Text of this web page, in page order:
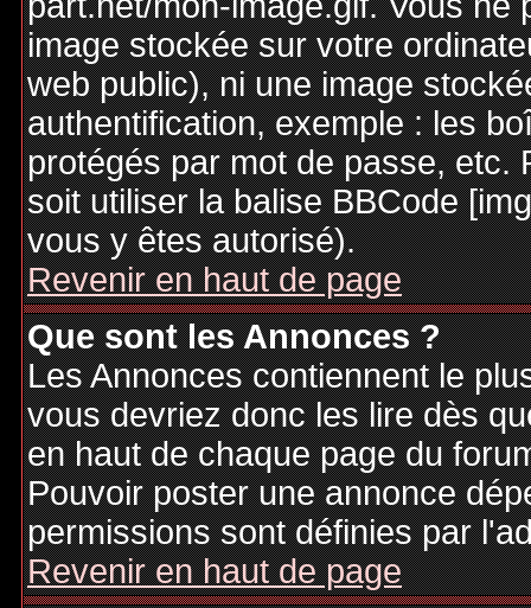
image stockée sur votre
web public), ni une image
authentification, exemple : les
protégés par mot de passe, etc.
soit utiliser la balise BBCode
vous y êtes autorisé).
Revenir en haut de page
Que sont les Annonces ?
Les Annonces contiennent le
vous devriez donc les lire dès
en haut de chaque page du
Pouvoir poster une annonce
permissions sont définies par
Revenir en haut de page